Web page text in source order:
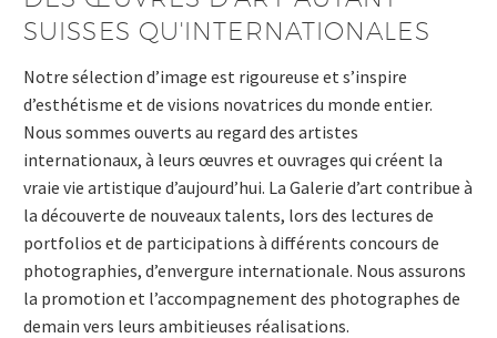
SUISSES QU'INTERNATIONALES
Notre sélection d’image est rigoureuse et s’inspire
d’esthétisme et de visions novatrices du monde entier.
Nous sommes ouverts au regard des artistes
internationaux, à leurs œuvres et ouvrages qui créent la
vraie vie artistique d’aujourd’hui. La Galerie d’art contribue à
la découverte de nouveaux talents, lors des lectures de
portfolios et de participations à différents concours de
photographies, d’envergure internationale. Nous assurons
la promotion et l’accompagnement des photographes de
demain vers leurs ambitieuses réalisations.